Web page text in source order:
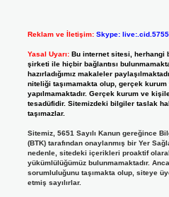
Reklam ve İletişim: Skype:
Yasal Uyarı: Bu internet sitesi, herhangi
şirketi ile hiçbir bağlantısı
hazırladığımız makaleler
niteliği taşımamakta olup, gerçek
yapılmamaktadır. Gerçek kurum ve
tesadüfidir. Sitemizdeki bilgiler taslak
taşımazlar.
Sitemiz, 5651 Sayılı Kanun gereğince
(BTK) tarafından onaylanmış bir Yer
nedenle, sitedeki içerikleri proaktif
yükümlülüğümüz bulunmamaktadır.
sorumluluğunu taşımakta olup, siteye
etmiş sayılırlar.